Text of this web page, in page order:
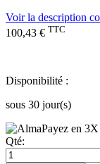
Voir la description
100,43 € TTC
Disponibilité :
sous 30 jour(s)
Payez en
Qté: